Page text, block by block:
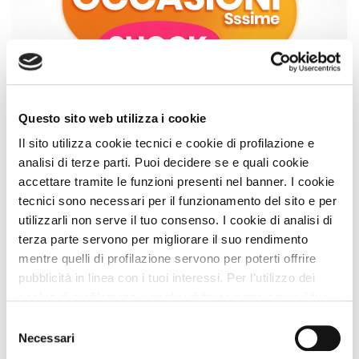
Questo sito web utilizza i cookie
Il sito utilizza cookie tecnici e cookie di profilazione e
analisi di terze parti. Puoi decidere se e quali cookie
accettare tramite le funzioni presenti nel banner. I cookie
tecnici sono necessari per il funzionamento del sito e per
utilizzarli non serve il tuo consenso. I cookie di analisi di
terza parte servono per migliorare il suo rendimento
mentre quelli di profilazione servono per poterti offrire
pubblicità in linea con i tuoi interessi. Per l’utilizzo dei
senza accettare” verranno installati solo i cookie tecnici.
Cliccando il pulsante “Accetta tutto” acconsenti all’utilizzo
delNecessari
con
Noi
Attività
Accedi
Registrati
Parco naturale del monte Subasio, ilParco del Lago
Trasimeno
Parco di Colfiorito, ilParco fluviale del
Tevere e del Nera
4 Spiagge A DOG
Puoi affinare i risultati usando i filtri
Filtra